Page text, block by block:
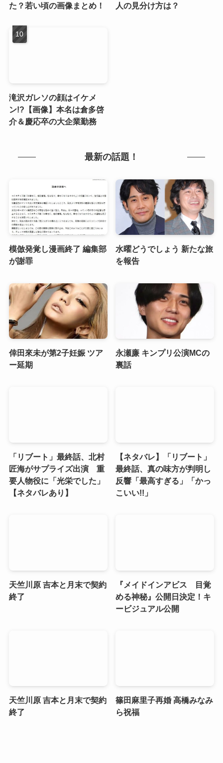
た？若い頃の画像まとめ！ 人の見分け方は？
滝沢ガレソの顔はイケメ
ン!?【画像】本名は倉多啓
介＆慶応卒の大企業勤務
最新の話題！
模倣発覚し漫画終了 編集部
が謝罪
水曜どうでしょう 新たな旅
を報告
倖田來未が第2子妊娠 ツア
ー延期
永瀬廉 キンプリ公演MCの
裏話
「リブート」最終話、北村
匠海がサプライズ出演 重
要人物役に「光栄でした」
【ネタバレあり】
【ネタバレ】「リブート」
最終話、真の味方が判明し
反響「最高すぎる」「かっ
こいい!!」
天竺川原 吉本と月末で契約
終了
『メイドインアビス 目覚
める神秘』公開日決定！キ
ービジュアル公開
天竺川原 吉本と月末で契約
終了
篠田麻里子再婚 高橋みなみ
ら祝福